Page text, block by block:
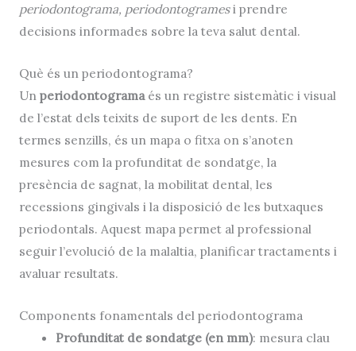
periodontograma, periodontogramesi prendre
decisions informades sobre la teva salut dental.
Què és un periodontograma?
Un periodontogramaés un registre sistemàtic i visual
de l’estat dels teixits de suport de les dents. En
termes senzills, és un mapa o fitxa on s’anoten
mesures com la profunditat de sondatge, la
presència de sagnat, la mobilitat dental, les
recessions gingivals i la disposició de les butxaques
periodontals. Aquest mapa permet al professional
seguir l’evolució de la malaltia, planificar tractaments i
avaluar resultats.
Components fonamentals del periodontograma
Profunditat de sondatge (en mm): mesura clau